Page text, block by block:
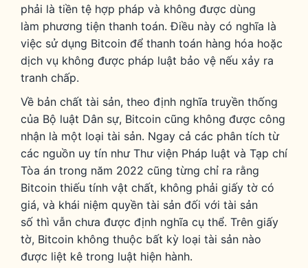
phải là tiền tệ hợp pháp và không được dùng
làm phương tiện thanh toán. Điều này có nghĩa là
việc sử dụng Bitcoin để thanh toán hàng hóa hoặc
dịch vụ không được pháp luật bảo vệ nếu xảy ra
tranh chấp.
Về bản chất tài sản, theo định nghĩa truyền thống
của Bộ luật Dân sự, Bitcoin cũng không được công
nhận là một loại tài sản. Ngay cả các phân tích từ
các nguồn uy tín như Thư viện Pháp luật và Tạp chí
Tòa án trong năm 2022 cũng từng chỉ ra rằng
Bitcoin thiếu tính vật chất, không phải giấy tờ có
giá, và khái niệm quyền tài sản đối với tài sản
số thì vẫn chưa được định nghĩa cụ thể. Trên giấy
tờ, Bitcoin không thuộc bất kỳ loại tài sản nào
được liệt kê trong luật hiện hành.